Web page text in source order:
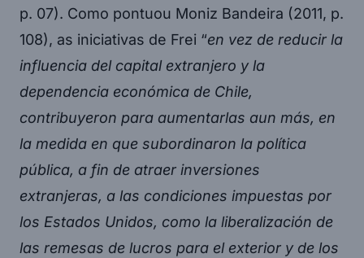
p. 07). Como pontuou Moniz Bandeira (2011, p.
108), as iniciativas de Frei “en vez de reducir la
influencia del capital extranjero y la
dependencia económica de Chile,
contribuyeron para aumentarlas aun más, en
la medida en que subordinaron la política
pública, a fin de atraer inversiones
extranjeras, a las condiciones impuestas por
los Estados Unidos, como la liberalización de
las remesas de lucros para el exterior y de los